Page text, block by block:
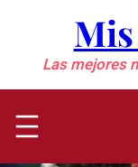
contenidoLas mejores